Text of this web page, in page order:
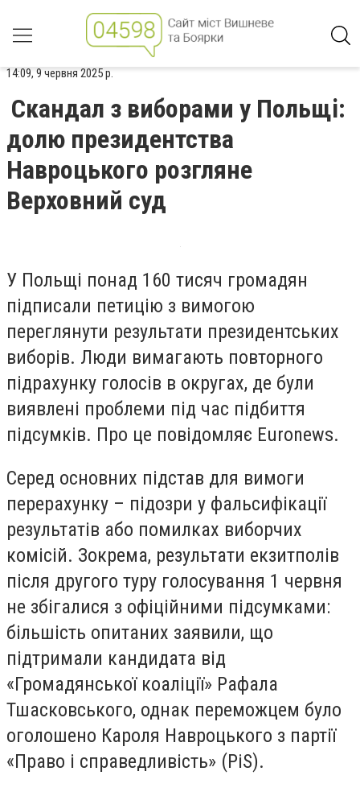
14:09, 9 червня 2025 р.
Скандал з виборами у Польщі:
долю президентства
Навроцького розгляне
Верховний суд
У Польщі понад 160 тисяч громадян
підписали петицію з вимогою
переглянути результати президентських
виборів. Люди вимагають повторного
підрахунку голосів в округах, де були
виявлені проблеми під час підбиття
підсумків. Про це повідомляє Euronews.
Серед основних підстав для вимоги
перерахунку – підозри у фальсифікації
результатів або помилках виборчих
комісій. Зокрема, результати екзитполів
після другого туру голосування 1 червня
не збігалися з офіційними підсумками:
більшість опитаних заявили, що
підтримали кандидата від
«Громадянської коаліції» Рафала
Тшасковського, однак переможцем було
оголошено Кароля Навроцького з партії
«Право і справедливість» (PiS).